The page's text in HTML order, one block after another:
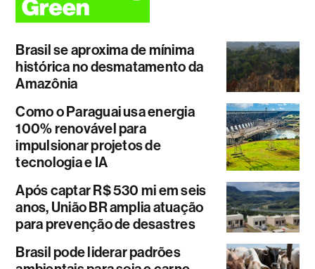
Brasil se aproxima de mínima
histórica no desmatamento da
Amazônia
Como o Paraguai usa energia
100% renovável para
impulsionar projetos de
tecnologia e IA
Após captar R$ 530 mi em seis
anos, União BR amplia atuação
para prevenção de desastres
Brasil pode liderar padrões